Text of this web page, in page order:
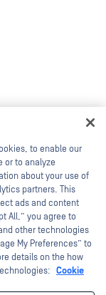
to enable our
or to analyze
about your use of
partners. This
ads and content
All,” you agree to
other technologies
My Preferences” to
details on the how
Cookie
assistant.
what's critical